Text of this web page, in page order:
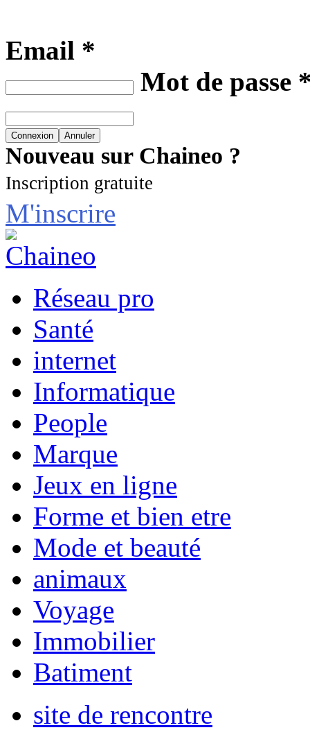
Email *
Mot de passe
Nouveau sur Chaineo ?
Inscription gratuite
M'inscrire
Réseau pro
Santé
internet
Informatique
People
Marque
Jeux en ligne
Forme et bien etre
Mode et beauté
animaux
Voyage
Immobilier
Batiment
site de rencontre